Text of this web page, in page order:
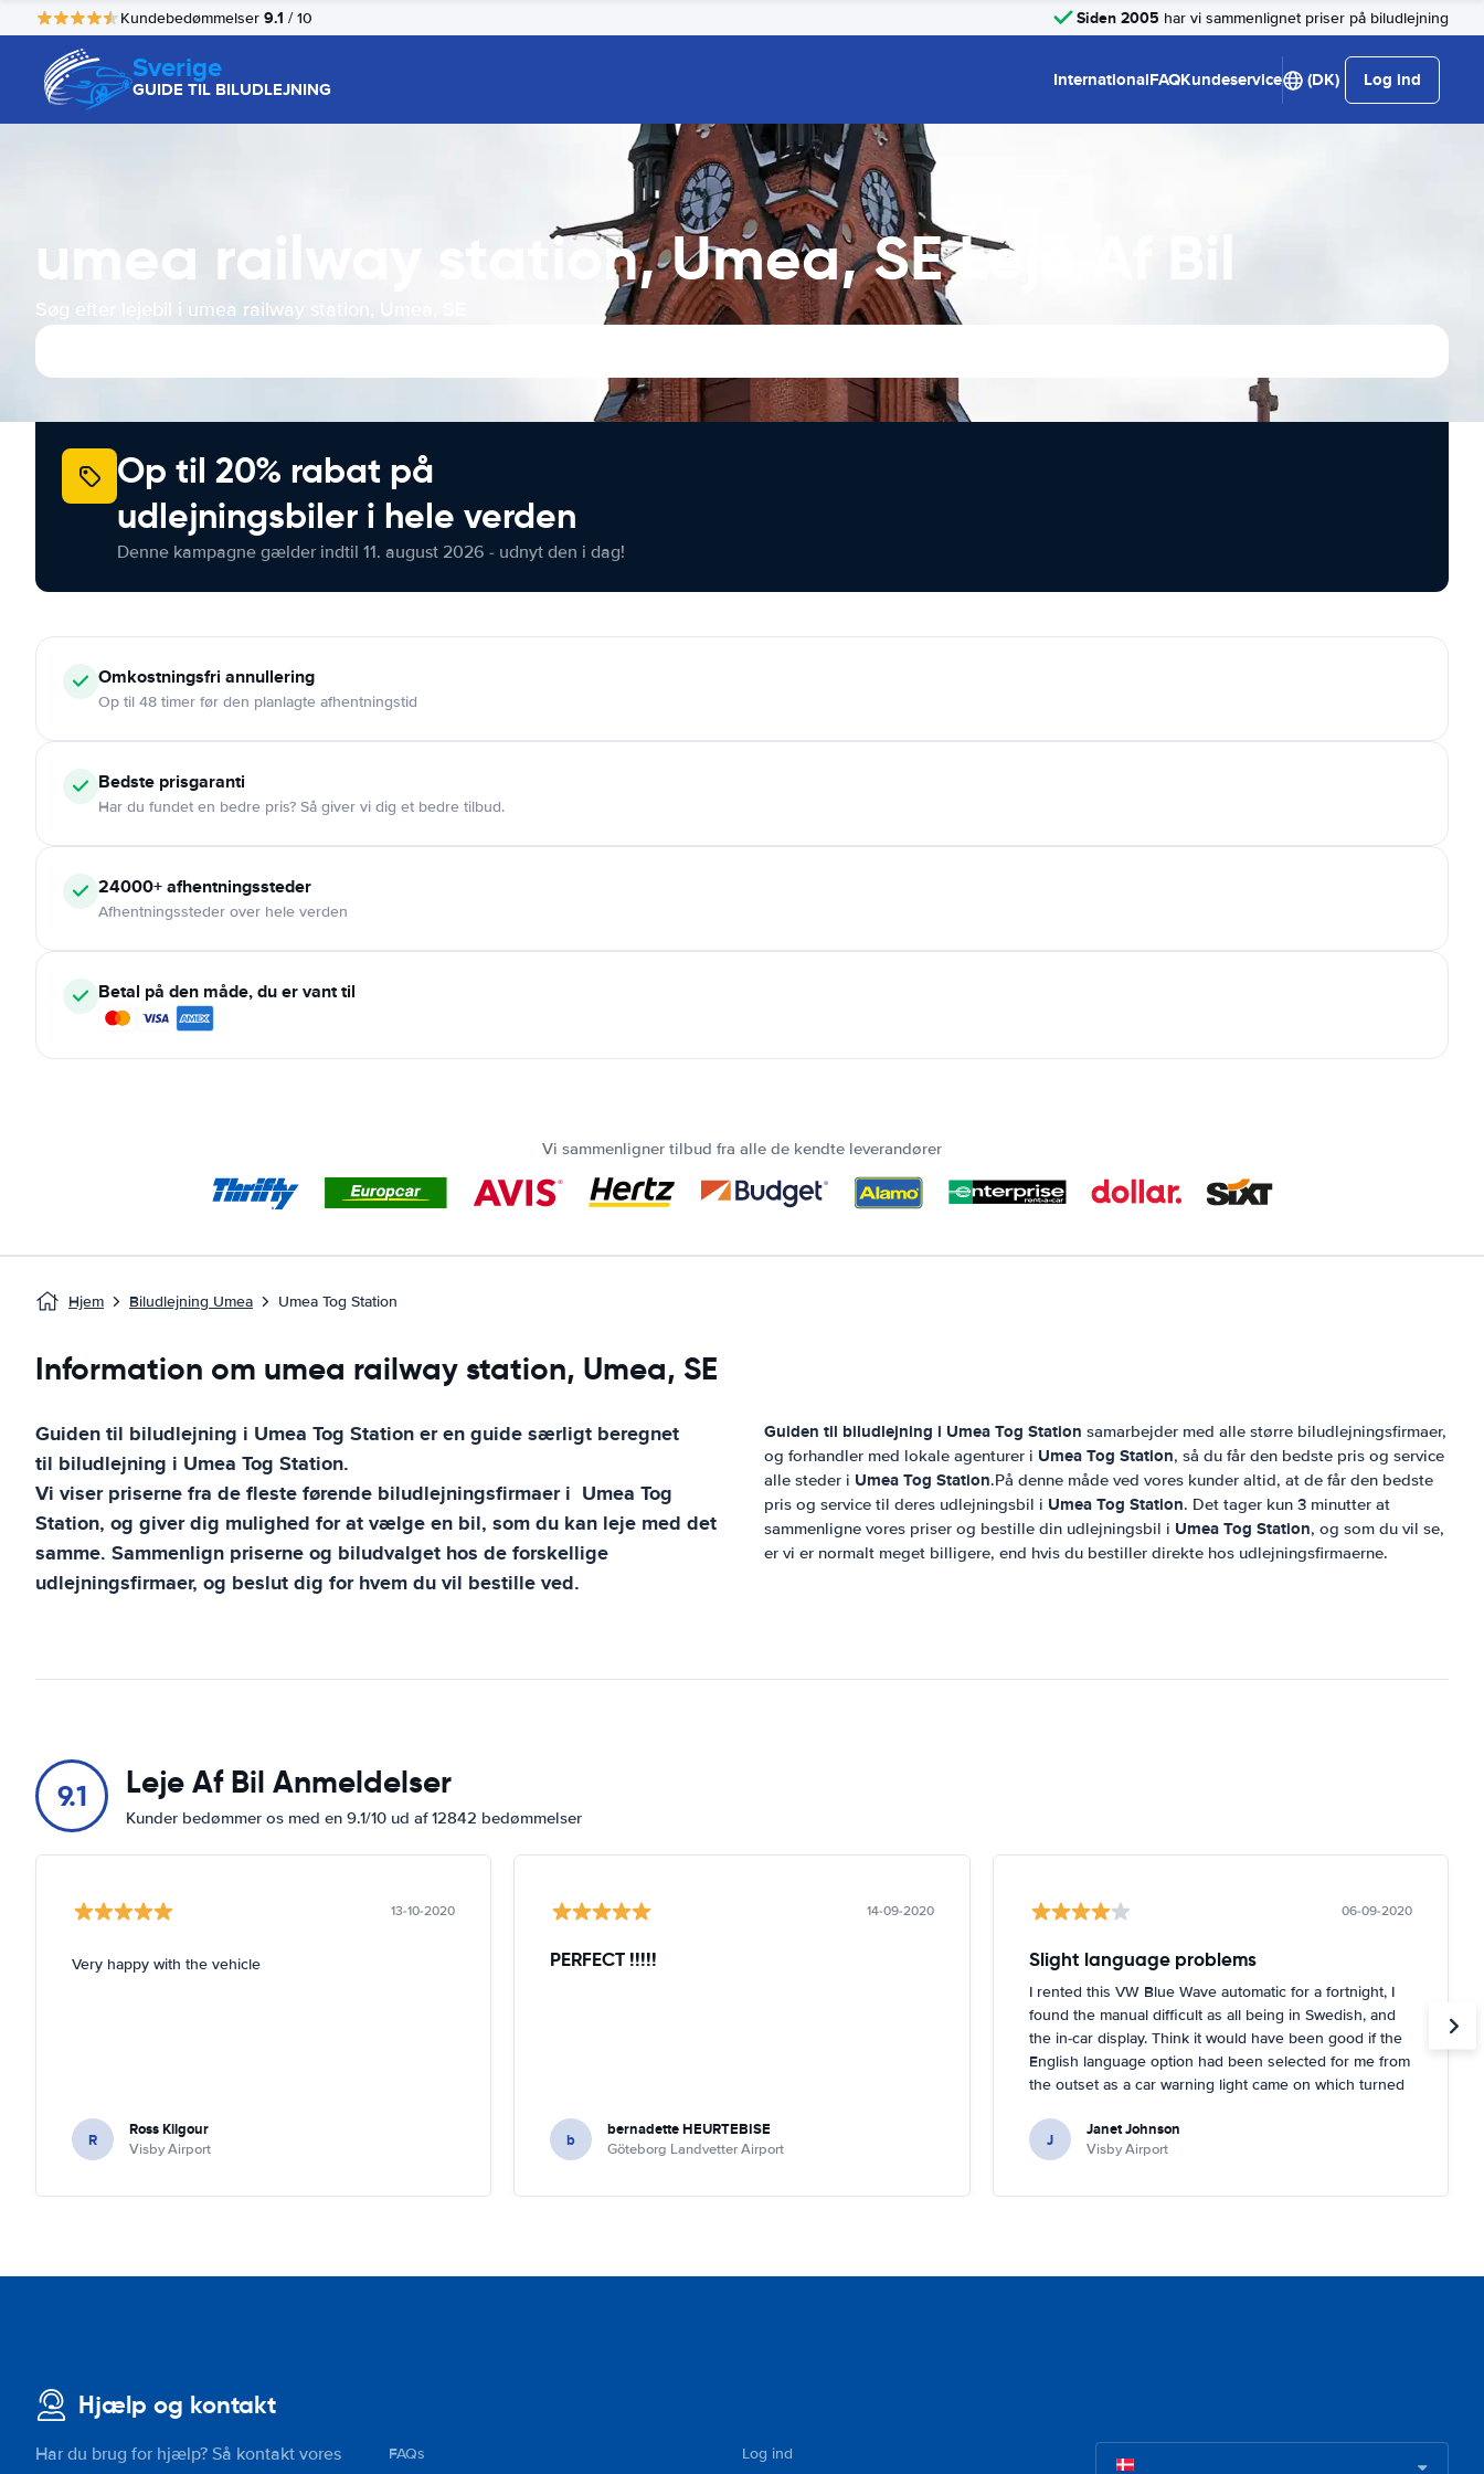
Kundebedømmelser 9.1 / 10 Siden 2005 har vi sammenlignet priser på biludlejning
Sverige
GUIDE TIL BILUDLEJNING InternationalFAQKundeservice (DK) Log ind
umea railway station, Umea, SE Leje Af Bil
Søg efter lejebil i umea railway station, Umea, SE
Op til 20% rabat på
udlejningsbiler i hele verden
Denne kampagne gælder indtil 11. august 2026 - udnyt den i dag!
Omkostningsfri annullering
Op til 48 timer før den planlagte afhentningstid
Bedste prisgaranti
Har du fundet en bedre pris? Så giver vi dig et bedre tilbud.
24000+afhentningssteder
Afhentningssteder over hele verden
Betal på den måde, du er vant til
Vi sammenligner tilbud fra alle de kendte leverandører
Hjem Biludlejning Umea Umea Tog Station
Information om umea railway station, Umea, SE
Guiden til biludlejning i Umea Tog Stationer en guide særligt beregnet
til biludlejning i Umea Tog Station.
Vi viser priserne fra de fleste førende biludlejningsfirmaer i Umea Tog
Station, og giver dig mulighed for at vælge en bil, som du kan leje med det
samme. Sammenlign priserne og biludvalget hos de forskellige
udlejningsfirmaer, og beslut dig for hvem du vil bestille ved.
Guiden til biludlejning i Umea Tog Station samarbejder med alle større biludlejningsfirmaer,
og forhandler med lokale agenturer i Umea Tog Station, så du får den bedste pris og service
alle steder i Umea Tog Station.På denne måde ved vores kunder altid, at de får den bedste
pris og service til deres udlejningsbil i Umea Tog Station. Det tager kun 3 minutter at
sammenligne vores priser og bestille din udlejningsbil i Umea Tog Station, og som du vil se,
er vi er normalt meget billigere, end hvis du bestiller direkte hos udlejningsfirmaerne.
9.1 Leje Af Bil Anmeldelser
Kunder bedømmer os med en 9.1/10 ud af 12842 bedømmelser
13-10-2020
Very happy with the vehicle
R Ross Kilgour
Visby Airport
14-09-2020
PERFECT !!!!!
b bernadette HEURTEBISE
Göteborg Landvetter Airport
06-09-2020
Slight language problems
I rented this VW Blue Wave automatic for a fortnight, I
found the manual difficult as all being in Swedish, and
the in-car display. Think it would have been good if the
English language option had been selected for me from
the outset as a car warning light came on which turned
helpful and came out to a garage near to where I was
staying and inflated the tyres for me. You had to tell the
J Janet Johnson
Visby Airport
Hjælp og kontakt
Har du brug for hjælp? Så kontakt vores
FAQs
Log ind